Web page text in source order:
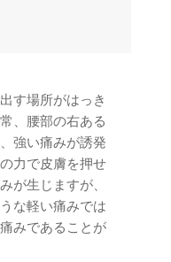
す場所がはっき
、腰部の右ある
強い痛みが誘発
力で皮膚を押せ
が生じますが、
な軽い痛みでは
みであることが